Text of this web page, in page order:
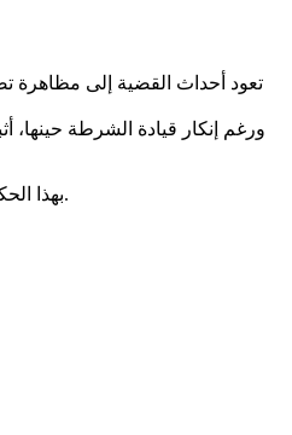
ورغم إنكار قيادة الشرطة
بهذا الحكم، تُختتم واحدة من القضايا التي أعادت تسليط الضوء على عنف الشرطة ضد المتظاهرين، وعلى غياب المحاسبة داخل الأجهزة الأمنية، رغم مرور سنوات طويلة على الحادثة.